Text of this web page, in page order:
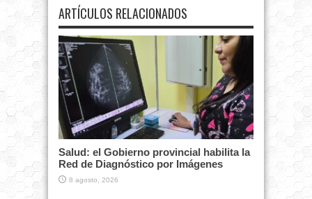
ARTÍCULOS RELACIONADOS
Salud: el Gobierno provincial habilita la
Red de Diagnóstico por Imágenes
8 agosto, 2026